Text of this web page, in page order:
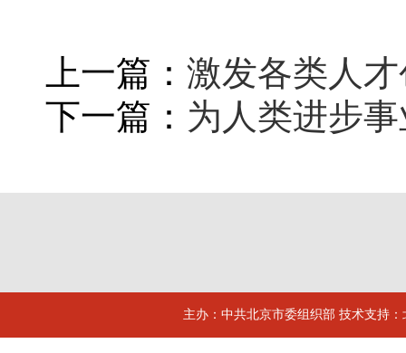
上一篇： 激发各类人
下一篇： 为人类进步
主办：中共北京市委组织部 技术支持